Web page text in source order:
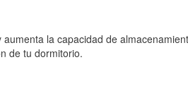
la capacidad de
de tu dormitorio.